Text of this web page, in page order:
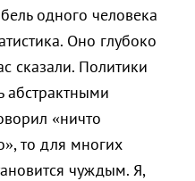
одного человека
Оно глубоко
сказали. Политики
абстрактными
«ничто
то для многих
чуждым. Я,